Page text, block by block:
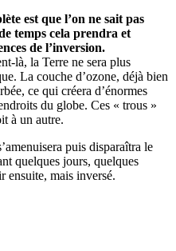
est que l’on ne sait pas
temps cela prendra et
de l’inversion.
là, la Terre ne sera plus
La couche d’ozone, déjà bien
ce qui créera d’énormes
du globe. Ces « trous »
à un autre.
puis disparaîtra le
quelques jours, quelques
ensuite, mais inversé.